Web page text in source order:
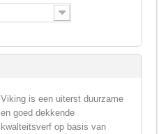
Viking is een uiterst duurzame
en goed dekkende
kwalteitsverf op basis van